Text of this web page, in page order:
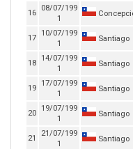
16
08/07/199
1
17
10/07/199
1
Santiago
18
14/07/199
1
Santiago
19
17/07/199
1
Santiago
20
19/07/199
1
Santiago
21
21/07/199
1
Santiago